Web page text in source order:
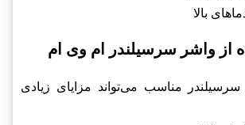
بالا
از واشر سرسیلندر ام وی ام
سرسیلندر مناسب می‌تواند مزایای زیادی